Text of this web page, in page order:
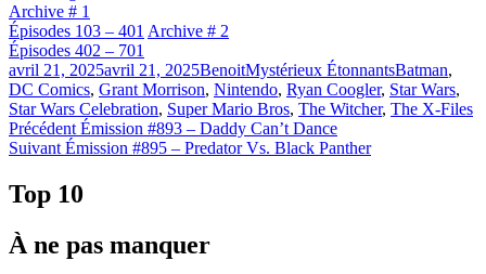
Archive # 1
Épisodes 103 – 401 Archive # 2
Épisodes 402 – 701
Publié
le
avril 21, 2025avril 21, 2025BenoitCatégories
Mystérieux ÉtonnantsÉtiquettes
Batman,
DC Comics, Grant Morrison, Nintendo, Ryan Coogler, Star Wars,
Star Wars Celebration, Super Mario Bros, The Witcher, The X-Files
Navigation
de
l'article
Précédent Article
précédent :
Émission #893 – Daddy Can’t Dance
Suivant Article
Émission #895 – Predator Vs. Black Panther
Top 10
À ne pas manquer